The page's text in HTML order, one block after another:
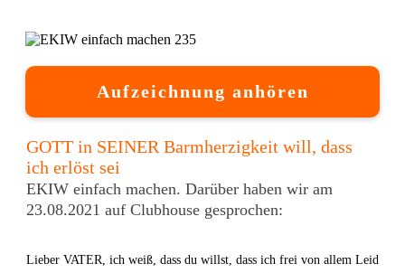
Aufzeichnung anhören
GOTT in SEINER Barmherzigkeit will, dass
ich erlöst sei
EKIW einfach machen. Darüber haben wir am
23.08.2021 auf Clubhouse gesprochen:
Lieber VATER, ich weiß, dass du willst, dass ich frei von allem Leid